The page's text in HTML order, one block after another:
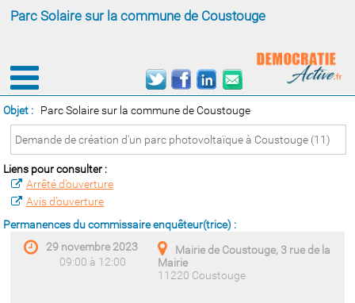
Parc Solaire sur la commune de Coustouge
Objet : Parc Solaire sur la commune de Coustouge
Demande de création d'un parc photovoltaïque à Coustouge (11)
Liens pour consulter :
Arrêté d’ouverture
Avis d’ouverture
Permanences du commissaire enquêteur(trice) :
29 novembre 2023
09:00 à 12:00
Mairie de Coustouge, 3 rue de la
Mairie
11220 Coustouge